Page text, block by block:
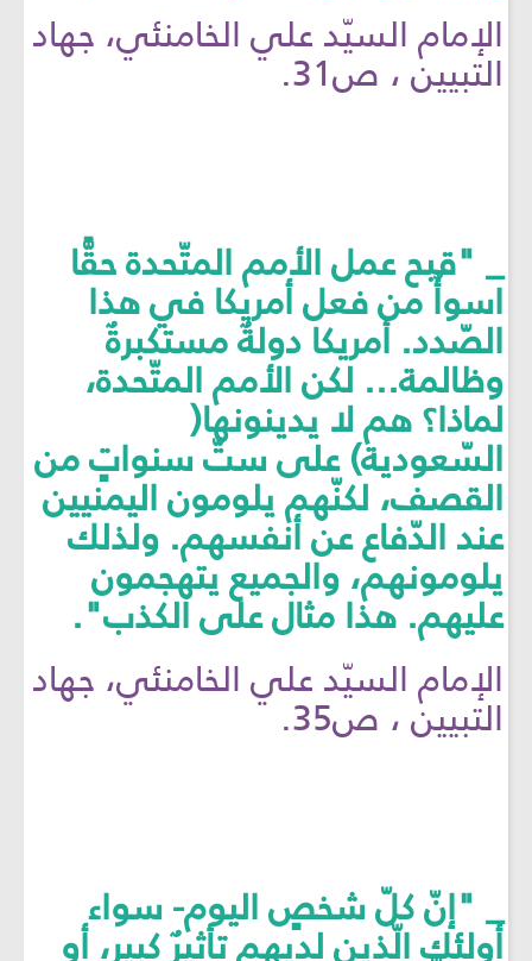
الإمام السيّد علي الخامنئي، جهاد
التبيين ، ص31.
_ "قبح عمل الأمم المتّحدة حقًّا
اسوأُ من فعل أمريكا في هذا
الصّدد. أمريكا دولةٌ مستكبرةٌ
وظالمة... لكن الأمم المتّحدة،
لماذا؟ هم لا يدينونها(
السّعودية) على ستّ سنواتٍ من
القصف، لكنّهم يلومون اليمنيين
عند الدّفاع عن أنفسهم. ولذلك
يلومونهم، والجميع يتهجمون
عليهم. هذا مثال على الكذب".
الإمام السيّد علي الخامنئي، جهاد
التبيين ، ص35.
_ "إنّ كلّ شخصٍ اليوم- سواء
أولئك الّذين لديهم تأثيرٌ كبير، أو